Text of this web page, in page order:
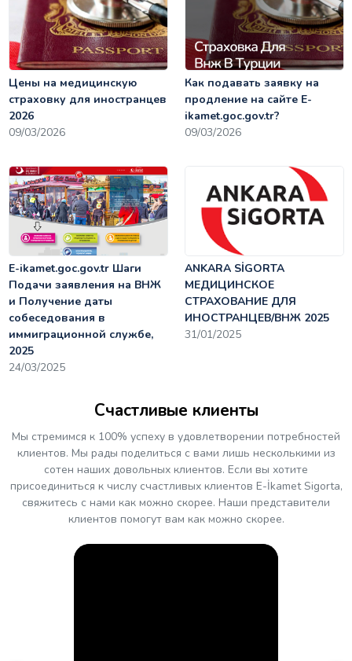
Цены на медицинскую
страховку для иностранцев
2026
09/03/2026
Как подавать заявку на
продление на сайте E-
ikamet.goc.gov.tr?
09/03/2026
E-ikamet.goc.gov.tr Шаги
Подачи заявления на ВНЖ
и Получение даты
собеседования в
иммиграционной службе,
2025
24/03/2025
ANKARA SİGORTA
МЕДИЦИНСКОЕ
СТРАХОВАНИЕ ДЛЯ
ИНОСТРАНЦЕВ/ВНЖ 2025
31/01/2025
Счастливые клиенты
Мы стремимся к 100% успеху в удовлетворении потребностей
клиентов. Мы рады поделиться с вами лишь несколькими из
сотен наших довольных клиентов. Если вы хотите
присоединиться к числу счастливых клиентов E-İkamet Sigorta,
свяжитесь с нами как можно скорее. Наши представители
клиентов помогут вам как можно скорее.